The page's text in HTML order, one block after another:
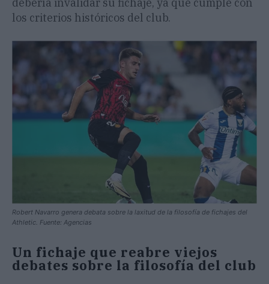
debería invalidar su fichaje, ya que cumple con
los criterios históricos del club.
Robert Navarro genera debata sobre la laxitud de la filosofía de fichajes del
Athletic. Fuente: Agencias
Un fichaje que reabre viejos
debates sobre la filosofía del club